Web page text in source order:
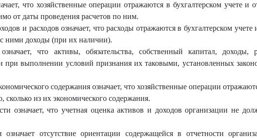
что хозяйственные операции отражаются в бухгалтерском учете и
от даты проведения расчетов по ним.
и расходов означает, что расходы отражаются в бухгалтерском
ними доходы (при их наличии).
что активы, обязательства, собственный капитал, доходы,
при выполнении условий признания их таковыми, установленных
содержания означает, что хозяйственные операции
сколько из их экономического содержания.
означает, что учетная оценка активов и доходов организации не
отсутствие ориентации содержащейся в отчетности